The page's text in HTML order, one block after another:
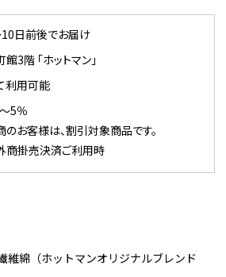
日前後でお届け
館3階 「ホットマン」
利用可能
5％
のお客様は、割引対象商品です。
商掛売決済ご利用時
維綿（ホットマンオリジナルブレンド